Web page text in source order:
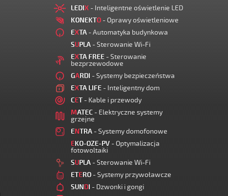
LEDIX - Inteligentne oświetlenie LED
KONEKTO - Oprawy oświetleniowe
EXTA - Automatyka budynkowa
SUPLA - Sterowanie Wi-Fi
EXTA FREE - Sterowanie
bezprzewodowe
GARDI - Systemy bezpieczeństwa
EXTA LIFE - Inteligentny dom
CET - Kable i przewody
MATEC - Elektryczne systemy
grzejne
ENTRA - Systemy domofonowe
EKO-OZE-PV - Optymalizacja
fotowoltaiki
SUPLA - Sterowanie Wi-Fi
ETERO - Systemy przywoławcze
SUNDI - Dzwonki i gongi